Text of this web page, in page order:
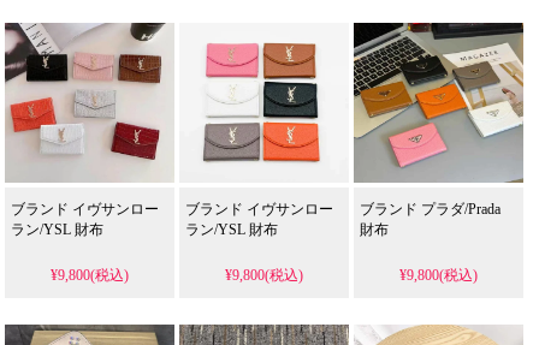
ブランド イヴサンロー
ラン/YSL 財布
¥9,800(税込)
ブランド イヴサンロー
ラン/YSL 財布
¥9,800(税込)
ブランド プラダ/Prada
財布
¥9,800(税込)